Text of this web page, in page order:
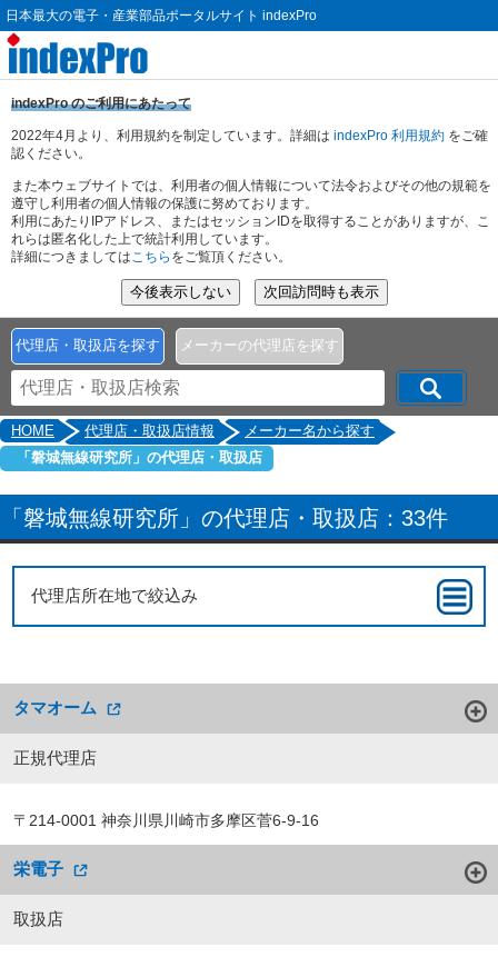
日本最大の電子・産業部品ポータルサイト indexPro
indexPro のご利用にあたって
2022年4月より、利用規約を制定しています。詳細は indexPro 利用規約 をご確
認ください。
また本ウェブサイトでは、利用者の個人情報について法令およびその他の規範を
遵守し利用者の個人情報の保護に努めております。
利用にあたりIPアドレス、またはセッションIDを取得することがありますが、こ
れらは匿名化した上で統計利用しています。
詳細につきましてはこちら をご覧頂ください。
代理店・取扱店を探す メーカーの代理店を探す
HOME 代理店・取扱店情報
メーカー名から探す
「磐城無線研究所」の代理店・取扱店
「磐城無線研究所」の代理店・取扱店：33件
代理店所在地で絞込み
タマオーム
正規代理店
〒214-0001 神奈川県川崎市多摩区菅6-9-16
栄電子
取扱店